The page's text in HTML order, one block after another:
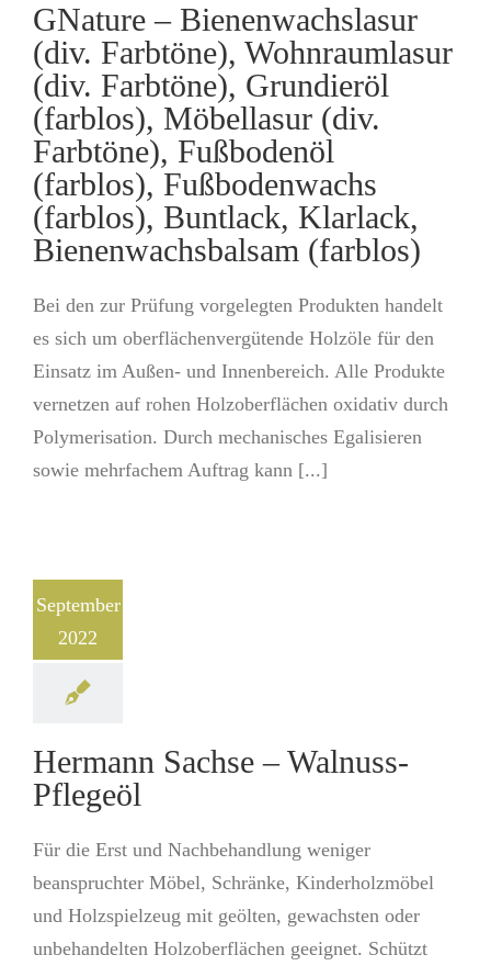
GNature – Bienenwachslasur
(div. Farbtöne), Wohnraumlasur
(div. Farbtöne), Grundieröl
(farblos), Möbellasur (div.
Farbtöne), Fußbodenöl
(farblos), Fußbodenwachs
(farblos), Buntlack, Klarlack,
Bienenwachsbalsam (farblos)
Bei den zur Prüfung vorgelegten Produkten handelt
es sich um oberflächenvergütende Holzöle für den
Einsatz im Außen- und Innenbereich. Alle Produkte
vernetzen auf rohen Holzoberflächen oxidativ durch
Polymerisation. Durch mechanisches Egalisieren
sowie mehrfachem Auftrag kann [...]
September
2022
Hermann Sachse – Walnuss-
Pflegeöl
Für die Erst und Nachbehandlung weniger
beanspruchter Möbel, Schränke, Kinderholzmöbel
und Holzspielzeug mit geölten, gewachsten oder
unbehandelten Holzoberflächen geeignet. Schützt